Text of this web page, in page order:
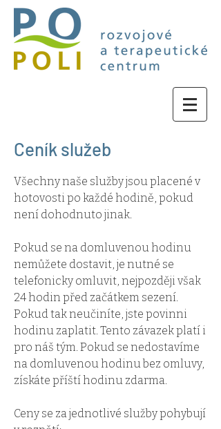
Ceník služeb
Všechny naše služby jsou placené v
hotovosti po každé hodině, pokud
není dohodnuto jinak.
Pokud se na domluvenou hodinu
nemůžete dostavit, je nutné se
telefonicky omluvit, nejpozději však
24 hodin před začátkem sezení.
Pokud tak neučiníte, jste povinni
hodinu zaplatit. Tento závazek platí i
pro náš tým. Pokud se nedostavíme
na domluvenou hodinu bez omluvy,
získáte příští hodinu zdarma.
Ceny se za jednotlivé služby pohybují